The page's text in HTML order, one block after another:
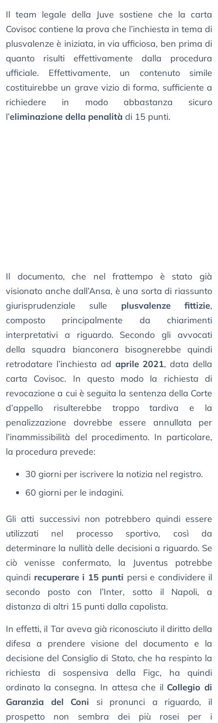
Il team legale della Juve sostiene che la carta
Covisoc contiene la prova che l’inchiesta in tema di
plusvalenze è iniziata, in via ufficiosa, ben prima di
quanto risulti effettivamente dalla procedura
ufficiale. Effettivamente, un contenuto simile
costituirebbe un grave vizio di forma, sufficiente a
richiedere in modo abbastanza sicuro
l’eliminazione della penalità di 15 punti.
Il documento, che nel frattempo è stato già
visionato anche dall’Ansa, è una sorta di riassunto
giurisprudenziale sulle plusvalenze fittizie,
composto principalmente da chiarimenti
interpretativi a riguardo. Secondo gli avvocati
della squadra bianconera bisognerebbe quindi
retrodatare l’inchiesta ad aprile 2021, data della
carta Covisoc. In questo modo la richiesta di
revocazione a cui è seguita la sentenza della Corte
d’appello risulterebbe troppo tardiva e la
penalizzazione dovrebbe essere annullata per
l’inammissibilità del procedimento. In particolare,
la procedura prevede:
30 giorni per iscrivere la notizia nel registro.
60 giorni per le indagini.
Gli atti successivi non potrebbero quindi essere
utilizzati nel processo sportivo, così da
determinare la nullità delle decisioni a riguardo. Se
ciò venisse confermato, la Juventus potrebbe
quindi recuperare i 15 punti persi e condividere il
secondo posto con l’Inter, sotto il Napoli, a
distanza di altri 15 punti dalla capolista.
In effetti, il Tar aveva già riconosciuto il diritto della
difesa a prendere visione del documento e la
decisione del Consiglio di Stato, che ha respinto la
richiesta di sospensiva della Figc, ha quindi
ordinato la consegna. In attesa che il Collegio di
Garanzia del Coni si pronunci a riguardo, il
prospetto non sembra dei più rosei per i